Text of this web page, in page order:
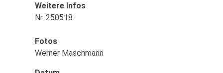
Weitere Infos
Nr. 250518
Fotos
Werner Maschmann